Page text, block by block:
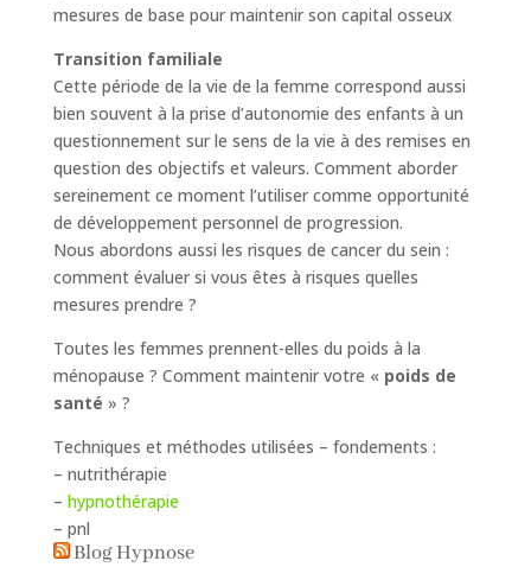
mesures de base pour maintenir son capital osseux
Transition familiale
Cette période de la vie de la femme correspond aussi
bien souvent à la prise d’autonomie des enfants à un
questionnement sur le sens de la vie à des remises en
question des objectifs et valeurs. Comment aborder
sereinement ce moment l’utiliser comme opportunité
de développement personnel de progression.
Nous abordons aussi les risques de cancer du sein :
comment évaluer si vous êtes à risques quelles
mesures prendre ?
Toutes les femmes prennent-elles du poids à la
ménopause ? Comment maintenir votre « poids de
santé » ?
Techniques et méthodes utilisées – fondements :
– nutrithérapie
– hypnothérapie
– pnl
Blog Hypnose